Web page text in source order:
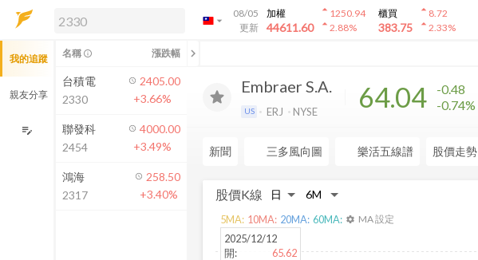
arrow_drop_down
08/05
更新
加權
44611.60
arrow_drop_up1250.94
arrow_drop_up2.88%
櫃買
383.75
arrow_drop_up8.72
arrow_drop_up2.33%
解鎖即時行情及進階功能
方案」，即可解鎖以下功能：
即時行情
即時市況與排行
成交金額熱力圖
前往方案訂閱
如何綁定合作券商
Embraer S.A.
US ERJ NYSE 64.04
-0.48
-0.74%
新聞 三多風向圖 樂活五線譜 股價走勢
股價K線
2025/12/12
開:
65.62
5MA: 10MA: 20MA: 60MA: settings MA 設定
我的追蹤
親友分享
edit_note
名稱 info_outline 漲跌幅 chevron_left
台積電
2330
2405.00
+3.66%
聯發科
2454
4000.00
+3.49%
鴻海
2317
258.50
+3.40%